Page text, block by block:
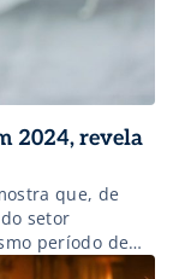
2024, revela
que, de
setor
período de